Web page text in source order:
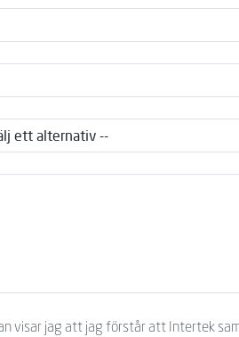
visar jag att jag förstår att Intertek